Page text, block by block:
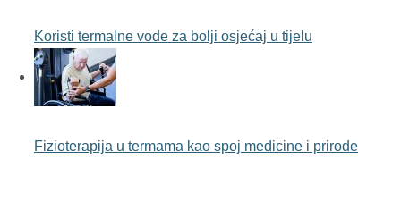
Koristi termalne vode za bolji osjećaj u tijelu
Fizioterapija u termama kao spoj medicine i prirode